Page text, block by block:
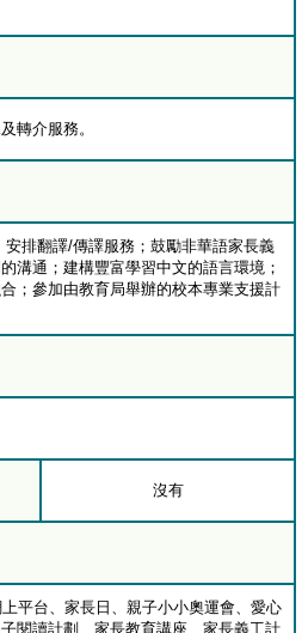
轉介服務。
排翻譯/傳譯服務；鼓勵非華語家長義
溝通；建構豐富學習中文的語言環境；
；參加由教育局舉辦的校本專業支援計
沒有
平台、家長日、親子小小奧運會、愛心
閱讀計劃、家長教育講座、家長義工計